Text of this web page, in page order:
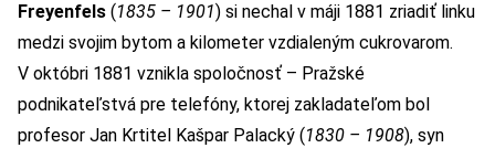
Freyenfels (1835 – 1901) si nechal v máji 1881 zriadiť linku
medzi svojim bytom a kilometer vzdialeným cukrovarom.
V októbri 1881 vznikla spoločnosť – Pražské
podnikateľstvá pre telefóny, ktorej zakladateľom bol
profesor Jan Krtitel Kašpar Palacký (1830 – 1908), syn